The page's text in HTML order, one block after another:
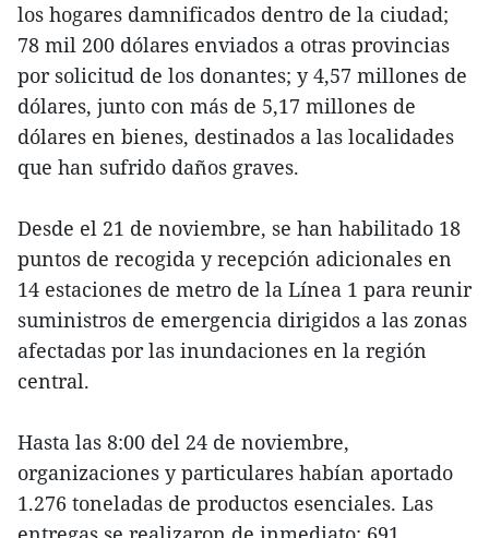
los hogares damnificados dentro de la ciudad;
78 mil 200 dólares enviados a otras provincias
por solicitud de los donantes; y 4,57 millones de
dólares, junto con más de 5,17 millones de
dólares en bienes, destinados a las localidades
que han sufrido daños graves.
Desde el 21 de noviembre, se han habilitado 18
puntos de recogida y recepción adicionales en
14 estaciones de metro de la Línea 1 para reunir
suministros de emergencia dirigidos a las zonas
afectadas por las inundaciones en la región
central.
Hasta las 8:00 del 24 de noviembre,
organizaciones y particulares habían aportado
1.276 toneladas de productos esenciales. Las